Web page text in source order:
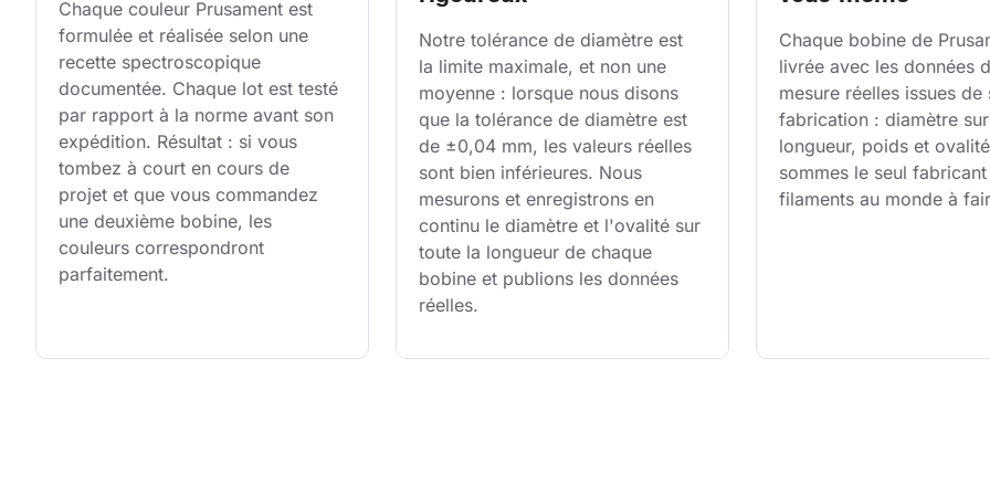
Chaque couleur Prusament est
formulée et réalisée selon une
recette spectroscopique
documentée. Chaque lot est testé
par rapport à la norme avant son
expédition. Résultat : si vous
tombez à court en cours de
projet et que vous commandez
une deuxième bobine, les
couleurs correspondront
parfaitement.
Notre tolérance de diamètre est
la limite maximale, et non une
moyenne : lorsque nous disons
que la tolérance de diamètre est
de ±0,04 mm, les valeurs réelles
sont bien inférieures. Nous
mesurons et enregistrons en
continu le diamètre et l'ovalité sur
toute la longueur de chaque
bobine et publions les données
réelles.
Chaque bobine de
livrée avec les données
mesure réelles issues
fabrication : diamètre
longueur, poids et
sommes le seul
filaments au monde à